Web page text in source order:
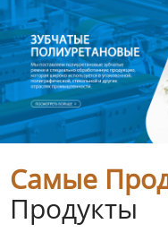
Самые
Продукты